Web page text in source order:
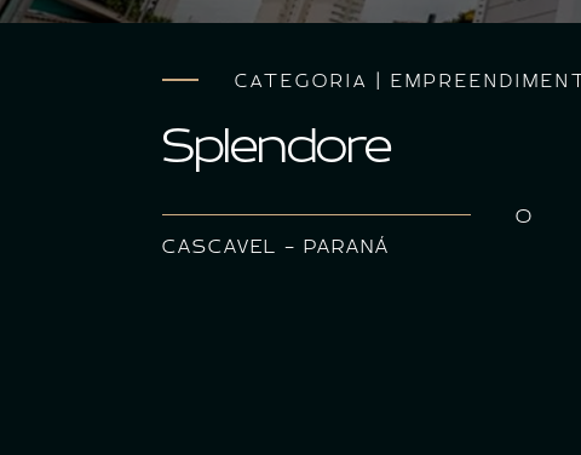
CATEGORIA |
Splendore
0
CASCAVEL - PARANÁ